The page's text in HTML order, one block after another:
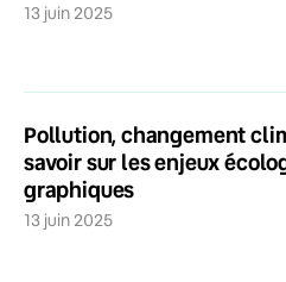
13 juin 2025
Pollution, changement
savoir sur les enjeux
graphiques
13 juin 2025